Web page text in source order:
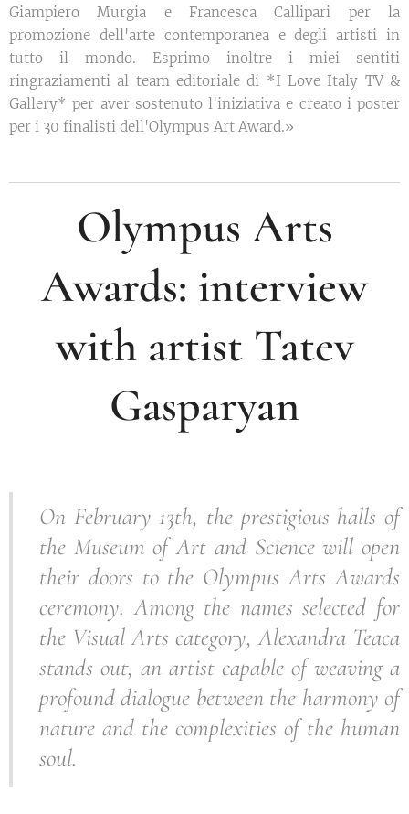
Giampiero Murgia e Francesca Callipari per la
promozione dell'arte contemporanea e degli artisti in
tutto il mondo. Esprimo inoltre i miei sentiti
ringraziamenti al team editoriale di *I Love Italy TV &
Gallery* per aver sostenuto l'iniziativa e creato i poster
per i 30 finalisti dell'Olympus Art Award.»
Olympus Arts
Awards: interview
with artist Tatev
Gasparyan
On February 13th, the prestigious halls of
the Museum of Art and Science will open
their doors to the Olympus Arts Awards
ceremony. Among the names selected for
the Visual Arts category, Alexandra Teaca
stands out, an artist capable of weaving a
profound dialogue between the harmony of
nature and the complexities of the human
soul.